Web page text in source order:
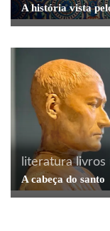
A história vista
literatura livros
A cabeça do santo